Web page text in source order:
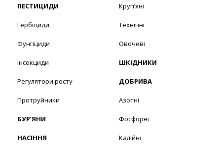
ПЕСТИЦИДИ
Гербіциди
Фунгіциди
Інсекциди
Регулятори росту
Протруйники
БУР’ЯНИ
НАСІННЯ
Круп’яні
Технічні
Овочеві
ШКІДНИКИ
ДОБРИВА
Азотні
Фосфорні
Калійні